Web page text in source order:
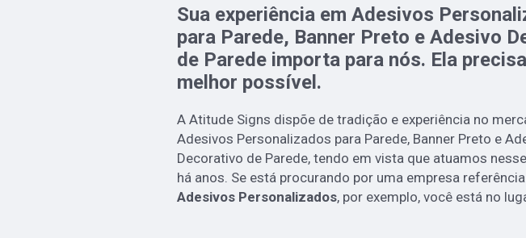
Sua experiência em Adesivos
para Parede, Banner Preto e Adesivo
de Parede importa para nós. Ela
melhor possível.
A Atitude Signs dispõe de tradição e experiência no
Adesivos Personalizados para Parede, Banner Preto e
Decorativo de Parede, tendo em vista que atuamos
há anos. Se está procurando por uma empresa
Adesivos Personalizados, por exemplo, você está no